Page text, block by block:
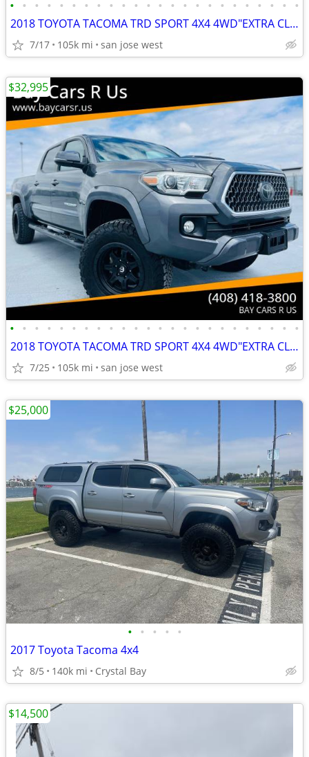
• • • • • • • • • • • • • • • • • • • • • • • •
2018 TOYOTA TACOMA TRD SPORT 4X4 4WD"EXTRA CLEAN"LOW MILES"WE FINANCE
7/17 105k mi san jose west
• • • • • • • • • • • • • • • • • • • • • • • •
2018 TOYOTA TACOMA TRD SPORT 4X4 4WD"EXTRA CLEAN"LOW MILES"WE FINANCE
7/25 105k mi san jose west
$32,995
• • • • •
2017 Toyota Tacoma 4x4
8/5 140k mi Crystal Bay
$25,000
$14,500